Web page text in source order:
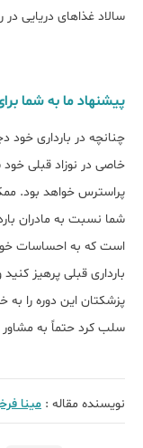
سالاد غذاهای دریایی
پیشنهاد ما به شما
چنانچه در بارداری خود
خاصی در نوزاد قبلی خود
پراسترس خواهد بود.
شما نسبت به مادران
است که به احساسات
بارداری قبلی پرهیز
پزشکتان این دوره را به
سلب کرد حتماً به مشاور
نویسنده مقاله : مینا